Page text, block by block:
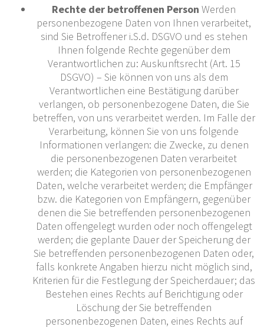
Rechte der betroffenen Person Werden
personenbezogene Daten von Ihnen verarbeitet,
sind Sie Betroffener i.S.d. DSGVO und es stehen
Ihnen folgende Rechte gegenüber dem
Verantwortlichen zu: Auskunftsrecht (Art. 15
DSGVO) – Sie können von uns als dem
Verantwortlichen eine Bestätigung darüber
verlangen, ob personenbezogene Daten, die Sie
betreffen, von uns verarbeitet werden. Im Falle der
Verarbeitung, können Sie von uns folgende
Informationen verlangen: die Zwecke, zu denen
die personenbezogenen Daten verarbeitet
werden; die Kategorien von personenbezogenen
Daten, welche verarbeitet werden; die Empfänger
bzw. die Kategorien von Empfängern, gegenüber
denen die Sie betreffenden personenbezogenen
Daten offengelegt wurden oder noch offengelegt
werden; die geplante Dauer der Speicherung der
Sie betreffenden personenbezogenen Daten oder,
falls konkrete Angaben hierzu nicht möglich sind,
Kriterien für die Festlegung der Speicherdauer; das
Bestehen eines Rechts auf Berichtigung oder
Löschung der Sie betreffenden
personenbezogenen Daten, eines Rechts auf